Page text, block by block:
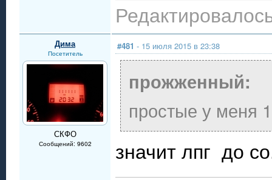
Дима
Посетитель
СКФО
Сообщений: 9602
#481 - 15 июля 2015 в 23:38
прожженный:
простые у меня
значит лпг до